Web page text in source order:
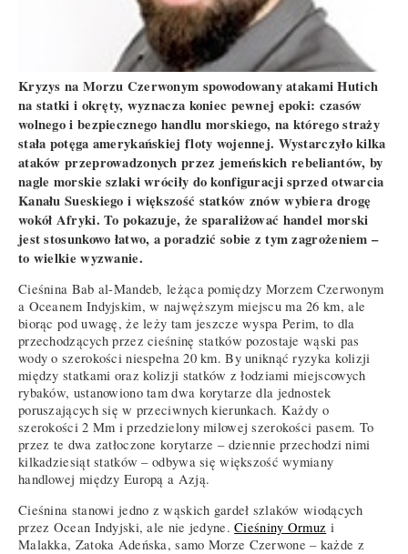
Kryzys na Morzu Czerwonym spowodowany atakami Hutich
na statki i okręty, wyznacza koniec pewnej epoki: czasów
wolnego i bezpiecznego handlu morskiego, na którego straży
stała potęga amerykańskiej floty wojennej. Wystarczyło kilka
ataków przeprowadzonych przez jemeńskich rebeliantów, by
nagle morskie szlaki wróciły do konfiguracji sprzed otwarcia
Kanału Sueskiego i większość statków znów wybiera drogę
wokół Afryki. To pokazuje, że sparaliżować handel morski
jest stosunkowo łatwo, a poradzić sobie z tym zagrożeniem –
to wielkie wyzwanie.
Cieśnina Bab al-Mandeb, leżąca pomiędzy Morzem Czerwonym
a Oceanem Indyjskim, w najwęższym miejscu ma 26 km, ale
biorąc pod uwagę, że leży tam jeszcze wyspa Perim, to dla
przechodzących przez cieśninę statków pozostaje wąski pas
wody o szerokości niespełna 20 km. By uniknąć ryzyka kolizji
między statkami oraz kolizji statków z łodziami miejscowych
rybaków, ustanowiono tam dwa korytarze dla jednostek
poruszających się w przeciwnych kierunkach. Każdy o
szerokości 2 Mm i przedzielony milowej szerokości pasem. To
przez te dwa zatłoczone korytarze – dziennie przechodzi nimi
kilkadziesiąt statków – odbywa się większość wymiany
handlowej między Europą a Azją.
Cieśnina stanowi jedno z wąskich gardeł szlaków wiodących
przez Ocean Indyjski, ale nie jedyne.Cieśniny Ormuz i
Malakka, Zatoka Adeńska, samo Morze Czerwone – każde z